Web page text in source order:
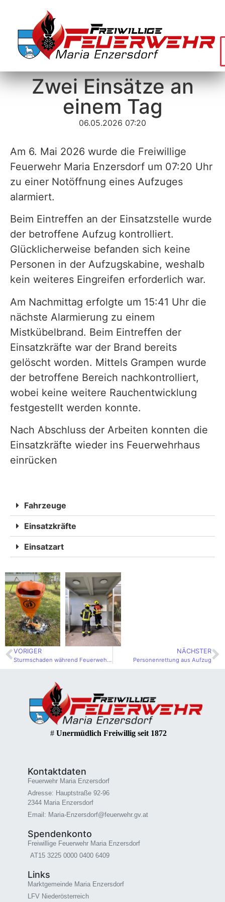
Zwei Einsätze an
einem Tag
06.05.2026 07:20
Am 6. Mai 2026 wurde die Freiwillige
Feuerwehr Maria Enzersdorf um 07:20 Uhr
zu einer Notöffnung eines Aufzuges
alarmiert.
Beim Eintreffen an der Einsatzstelle wurde
der betroffene Aufzug kontrolliert.
Glücklicherweise befanden sich keine
Personen in der Aufzugskabine, weshalb
kein weiteres Eingreifen erforderlich war.
Am Nachmittag erfolgte um 15:41 Uhr die
nächste Alarmierung zu einem
Mistkübelbrand. Beim Eintreffen der
Einsatzkräfte war der Brand bereits
gelöscht worden. Mittels Grampen wurde
der betroffene Bereich nachkontrolliert,
wobei keine weitere Rauchentwicklung
festgestellt werden konnte.
Nach Abschluss der Arbeiten konnten die
Einsatzkräfte wieder ins Feuerwehrhaus
einrücken
Fahrzeuge
Einsatzkräfte
Einsatzart
VORIGER
Sturmschaden während Feuerwehrfest
NÄCHSTER
Personenrettung aus Aufzug
# Unermüdlich Freiwillig seit 1872
Kontaktdaten
Feuerwehr Maria Enzersdorf
Adresse: Hauptstraße 92-96
2344 Maria Enzersdorf
Email: Maria-Enzersdorf@feuerwehr.gv.at
Spendenkonto
Freiwillige Feuerwehr Maria Enzersdorf
AT15 3225 0000 0400 6409
Links
Marktgemeinde Maria Enzersdorf
LFV Niederösterreich